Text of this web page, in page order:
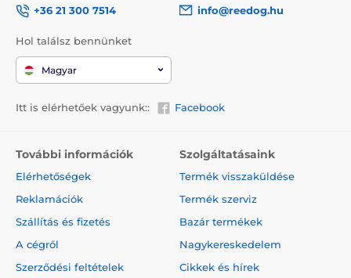
+36 21 300 7514
info@reedog.hu
Hol találsz bennünket
Magyar
Itt is elérhetőek vagyunk:: Facebook
További információk
Elérhetőségek
Reklamációk
Szállítás és fizetés
A cégről
Szerződési feltételek
Szolgáltatásaink
Termék visszaküldése
Termék szerviz
Bazár termékek
Nagykereskedelem
Cikkek és hírek